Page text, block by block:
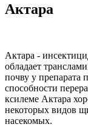
Актара
Актара -
обладает
почву у препарата
способности
ксилеме Актара
некоторых видов
насекомых.